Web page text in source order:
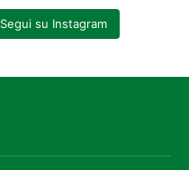
Segui su Instagram